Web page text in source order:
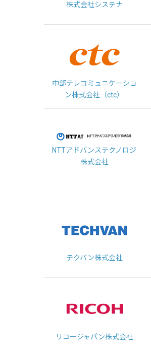
株式会社システナ
中部テレコミュニケーショ
ン株式会社（ctc）
NTTアドバンステクノロジ
株式会社
テクバン株式会社
リコージャパン株式会社